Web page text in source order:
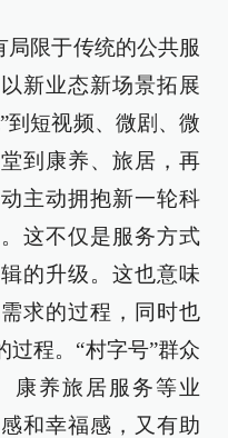
局限于传统的公共服
新业态新场景拓展
到短视频、微剧、微
到康养、旅居，再
主动拥抱新一轮科
这不仅是服务方式
的升级。这也意味
求的过程，同时也
过程。“村字号”群众
康养旅居服务等业
和幸福感，又有助